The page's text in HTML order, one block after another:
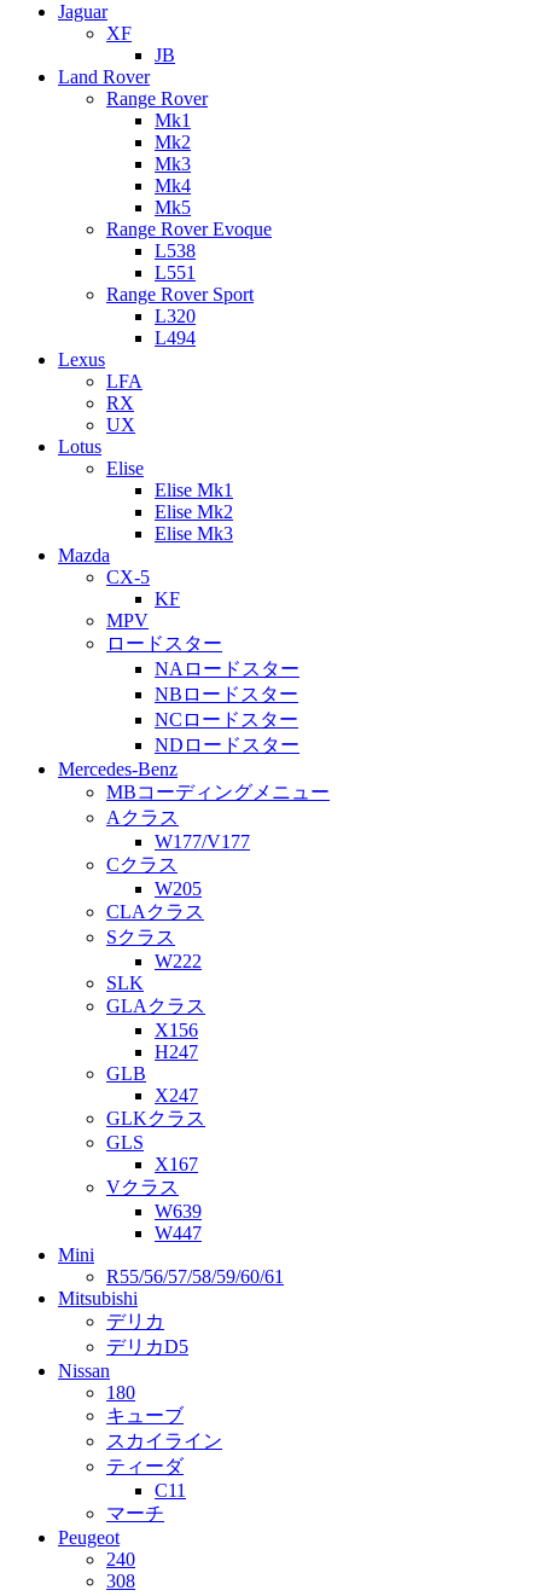
Jaguar
XF
JB
Land Rover
Range Rover
Mk1
Mk2
Mk3
Mk4
Mk5
Range Rover Evoque
L538
L551
Range Rover Sport
L320
L494
Lexus
LFA
RX
UX
Lotus
Elise
Elise Mk1
Elise Mk2
Elise Mk3
Mazda
CX-5
KF
MPV
ロードスター
NAロードスター
NBロードスター
NCロードスター
NDロードスター
Mercedes-Benz
MBコーディングメニュー
Aクラス
W177/V177
Cクラス
W205
CLAクラス
Sクラス
W222
SLK
GLAクラス
X156
H247
GLB
X247
GLKクラス
GLS
X167
Vクラス
W639
W447
Mini
R55/56/57/58/59/60/61
Mitsubishi
デリカ
デリカD5
Nissan
180
キューブ
スカイライン
ティーダ
C11
マーチ
Peugeot
240
308